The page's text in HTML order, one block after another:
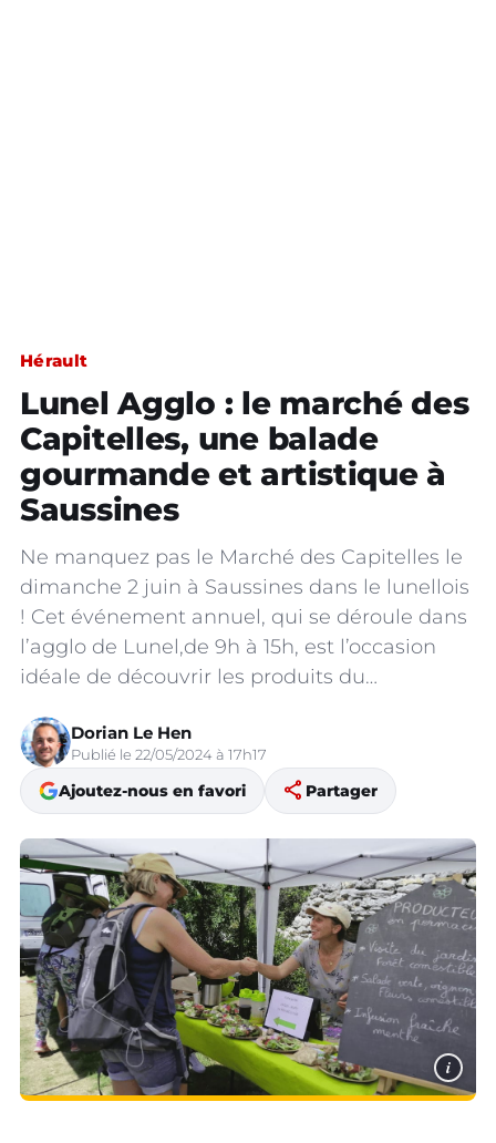
Hérault
Lunel Agglo : le marché des
Capitelles, une balade
gourmande et artistique à
Saussines
Ne manquez pas le Marché des Capitelles le
dimanche 2 juin à Saussines dans le lunellois
! Cet événement annuel, qui se déroule dans
l’agglo de Lunel,de 9h à 15h, est l’occasion
idéale de découvrir les produits du…
Dorian Le Hen
Publié le 22/05/2024 à 17h17
Ajoutez-nous en favori share Partager
i